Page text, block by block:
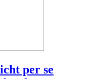
per se